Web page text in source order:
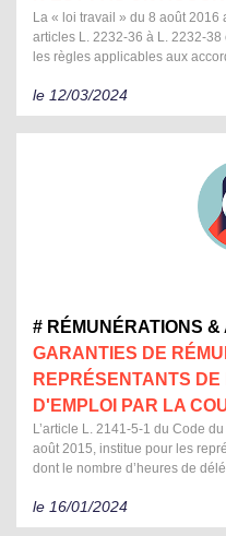
La « loi travail » du 8 août
articles L. 2232-36 à L. 2232-
les règles applicables aux
le 12/03/2024
# RÉMUNÉRATIONS
GARANTIES DE
REPRÉSENTANTS
D'EMPLOI PAR LA
L’article L. 2141-5-1 du Code
août 2015, institue pour les
dont le nombre d’heures de
le 16/01/2024